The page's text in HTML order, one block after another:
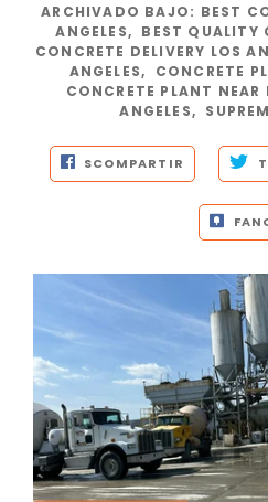
ARCHIVADO BAJO: BEST
ANGELES, BEST QUALITY
CONCRETE DELIVERY LOS
ANGELES, CONCRETE
CONCRETE PLANT NEAR
ANGELES,
SCOMPARTIR